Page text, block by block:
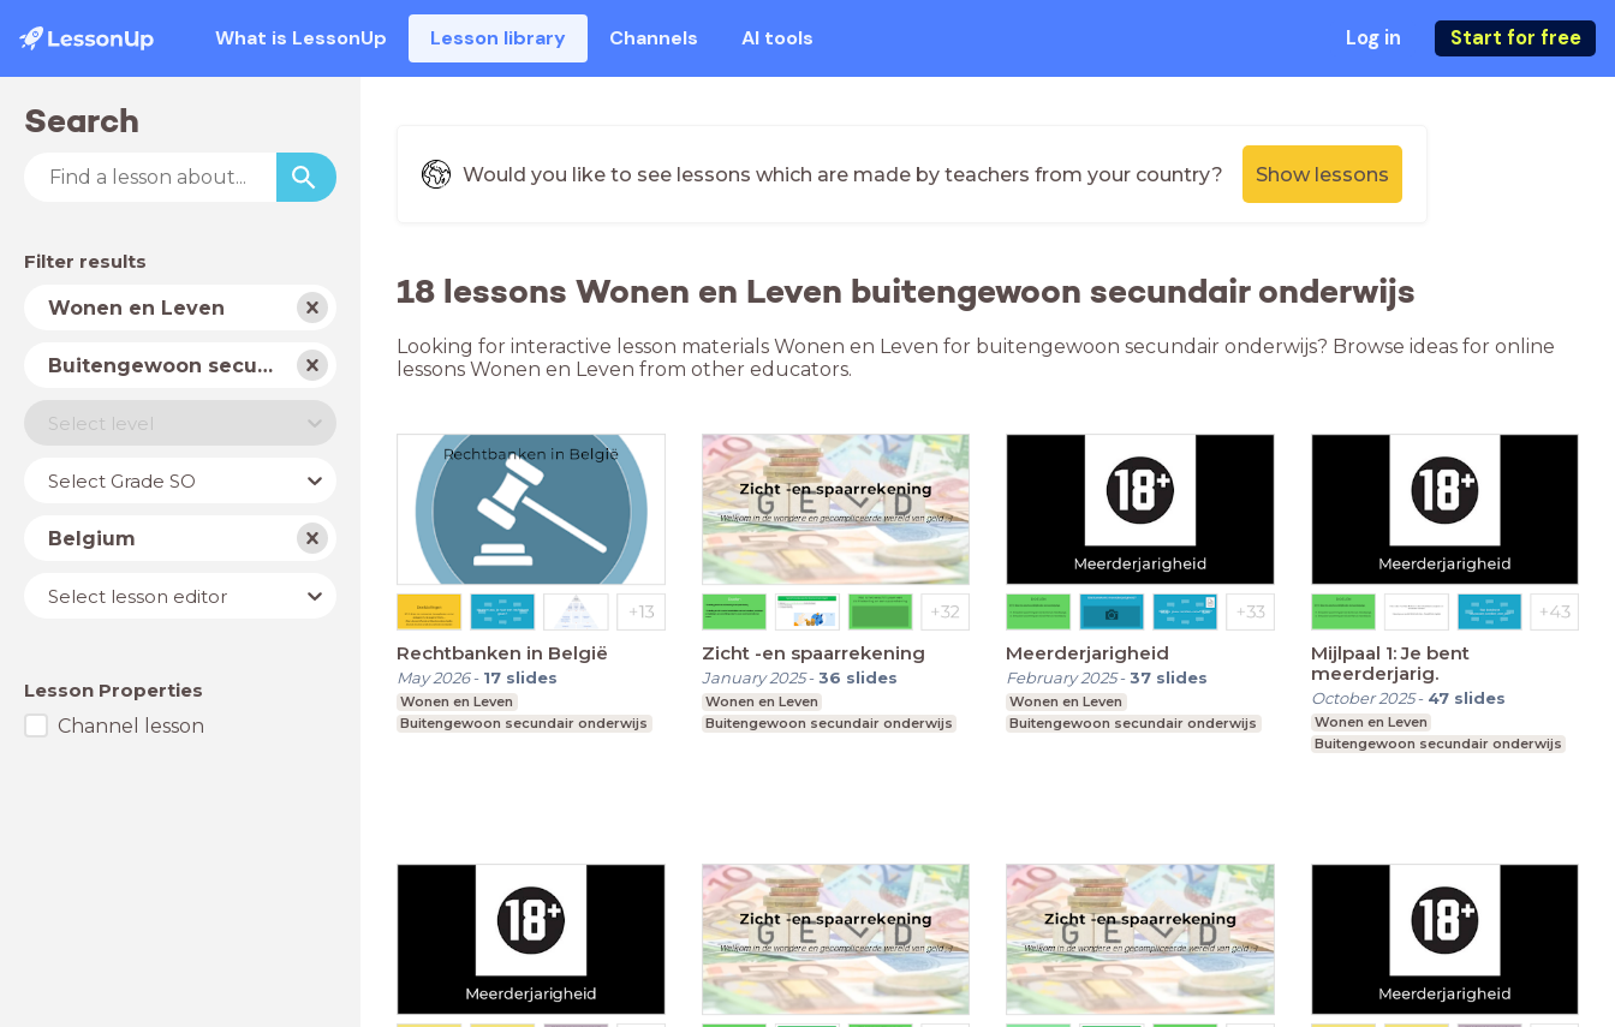
What is LessonUp Lesson library Channels AI tools Log in Start for free
Search
Filter results
Subject
Wonen en Leven
School
type
Buitengewoon secundair onderwijs
Level
Select level
YearSelect Grade SO
Country
Belgium
Lesson
editor
Select lesson editor
Lesson Properties
Channel lesson
Would you like to see lessons which are made by teachers from your country? Show lessons
18 lessons Wonen en Leven buitengewoon secundair onderwijs
Looking for interactive lesson materials Wonen en Leven for buitengewoon secundair onderwijs? Browse ideas for online
lessons Wonen en Leven from other educators.
Rechtbanken in België
May 2026- 17 slides
Wonen en Leven
Buitengewoon secundair onderwijs
Zicht -en spaarrekening
January 2025-36 slides
Wonen en Leven
Buitengewoon secundair onderwijs
Meerderjarigheid
February 2025-37 slides
Wonen en Leven
Buitengewoon secundair onderwijs
Mijlpaal 1: Je bent
meerderjarig.
October 2025- 47 slides
Wonen en Leven
Buitengewoon secundair onderwijs